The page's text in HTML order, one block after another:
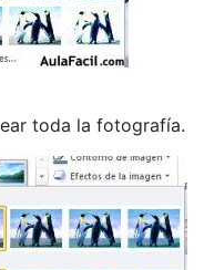
toda la fotografía.